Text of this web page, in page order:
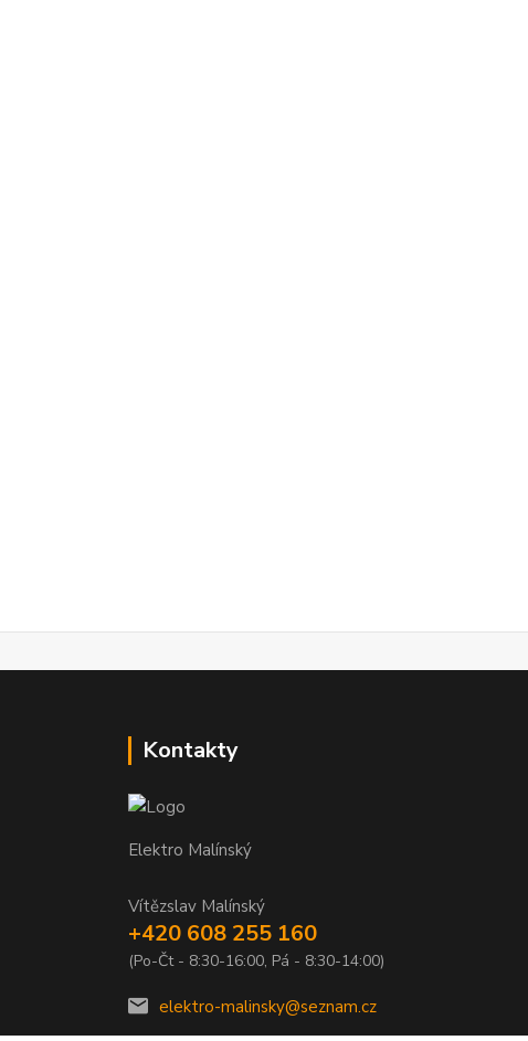
Kontakty
Elektro Malínský
Vítězslav Malínský
+420 608 255 160
(Po-Čt - 8:30-16:00, Pá - 8:30-14:00)
elektro-malinsky@seznam.cz